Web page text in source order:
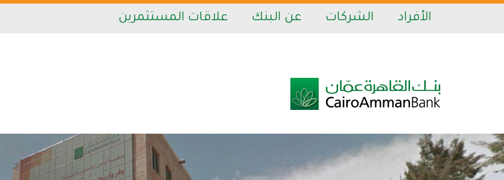
الأفراد الشركات عن البنك علاقات المستثمرين